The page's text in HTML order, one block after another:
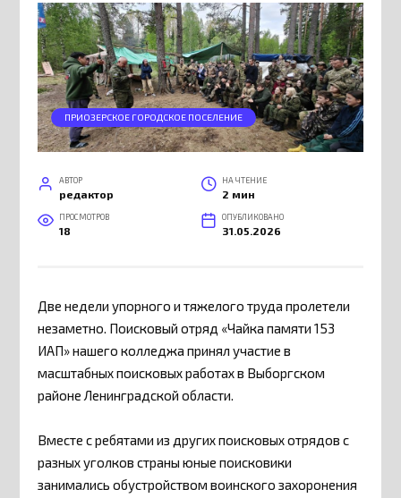
ПРИОЗЕРСКОЕ ГОРОДСКОЕ ПОСЕЛЕНИЕ
АВТОР
редактор
НА ЧТЕНИЕ
2 мин
ПРОСМОТРОВ
18
ОПУБЛИКОВАНО
31.05.2026
Две недели упорного и тяжелого труда пролетели
незаметно. Поисковый отряд «Чайка памяти 153
ИАП» нашего колледжа принял участие в
масштабных поисковых работах в Выборгском
районе Ленинградской области.
Вместе с ребятами из других поисковых отрядов с
разных уголков страны юные поисковики
занимались обустройством воинского захоронения